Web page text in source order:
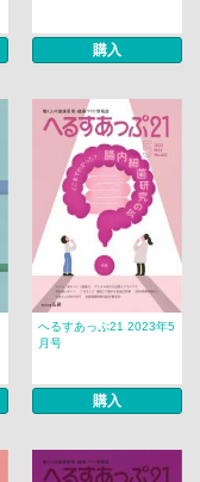
購入
へるすあっぷ21 2023年5
月号
購入